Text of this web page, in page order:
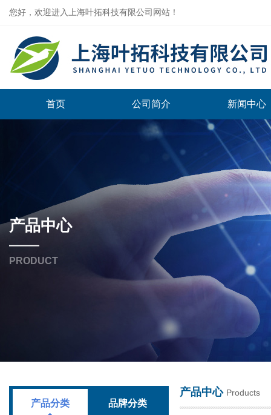
您好，欢迎进入上海叶拓科技有限公司网站！
首页 公司简介 新闻中心
产品中心
PRODUCT
产品分类 品牌分类
产品中心 Products